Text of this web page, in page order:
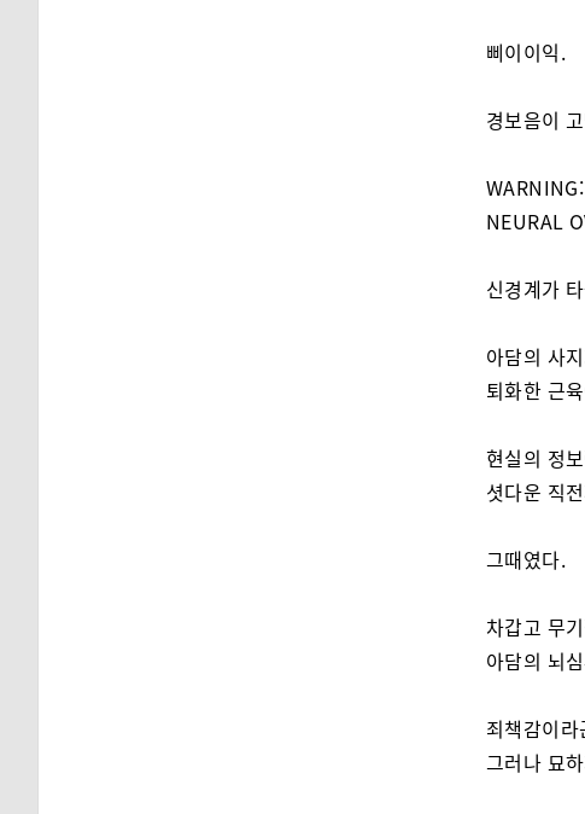
삐이이익.
경보음이
NEURAL
신경계가
아담의 사
퇴화한 근
현실의 정
셧다운 직
그때였다.
차갑고 무
아담의 뇌
죄책감이
그러나 묘